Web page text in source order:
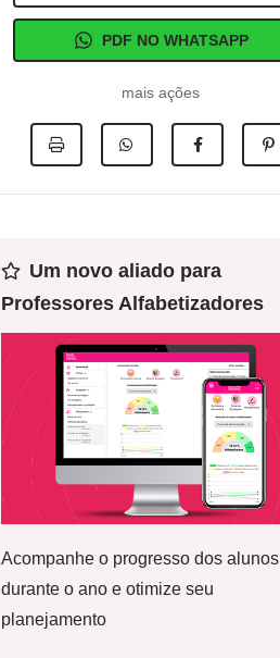
PDF NO WHATSAPP
mais ações
Um novo aliado para
Professores Alfabetizadores
Acompanhe o progresso dos alunos
durante o ano e otimize seu
planejamento